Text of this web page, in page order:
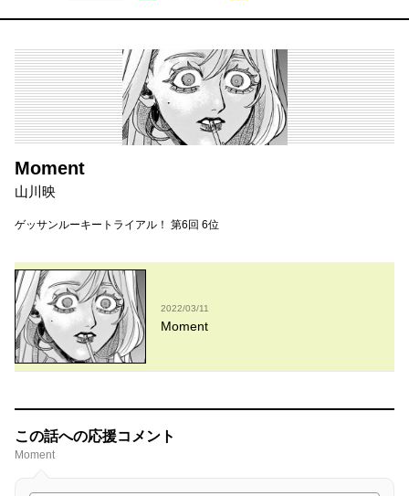
Moment
山川映
ゲッサンルーキートライアル！ 第6回 6位
2022/03/11
Moment
この話への応援コメント
Moment